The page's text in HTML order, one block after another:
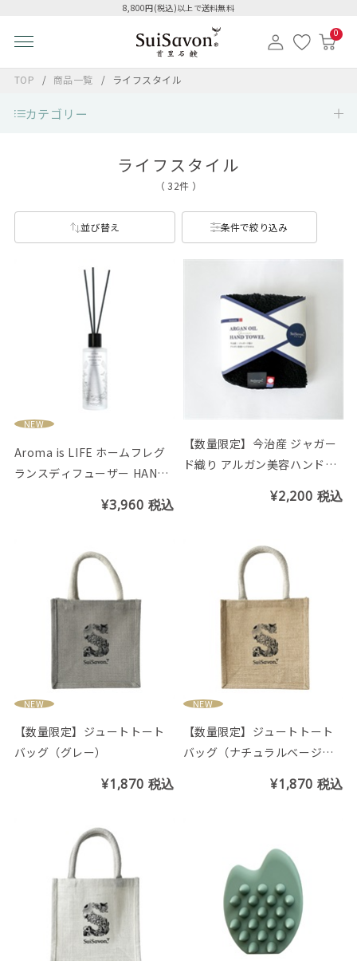
8,800円(税込)以上で送料無料
0
TOP 商品一覧 ライフスタイル
カテゴリー
ライフスタイル
（ 32件 ）
並び替え 条件で絞り込み
NEW
Aroma is LIFE ホームフレグ
ランスディフューザー HANAU
¥3,960 税込
【数量限定】今治産 ジャガー
ド織り アルガン美容ハンドタ
¥2,200 税込
NEW
【数量限定】ジュートトート
バッグ（グレー）
¥1,870 税込
NEW
【数量限定】ジュートトート
バッグ（ナチュラルベージ
¥1,870 税込